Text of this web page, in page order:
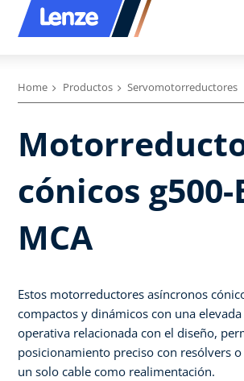
Home Productos Servomotorreductores
cónicos g500-
MCA
Estos motorreductores asíncronos
compactos y dinámicos con una
operativa relacionada con el diseño,
posicionamiento preciso con resólvers
un solo cable como realimentación.